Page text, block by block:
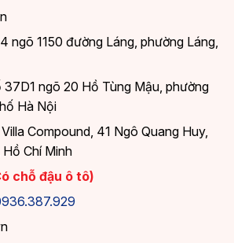
ngõ 1150 đường Láng, phường Láng,
37D1 ngõ 20 Hồ Tùng Mậu, phường
Hà Nội
Compound, 41 Ngô Quang Huy,
Chí Minh
chỗ đậu ô tô)